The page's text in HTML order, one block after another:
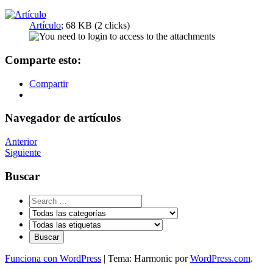
Artículo; 68 KB (2 clicks)
Comparte esto:
Compartir
Navegador de artículos
Anterior
Siguiente
Buscar
Funciona con WordPress | Tema: Harmonic porWordPress.com.